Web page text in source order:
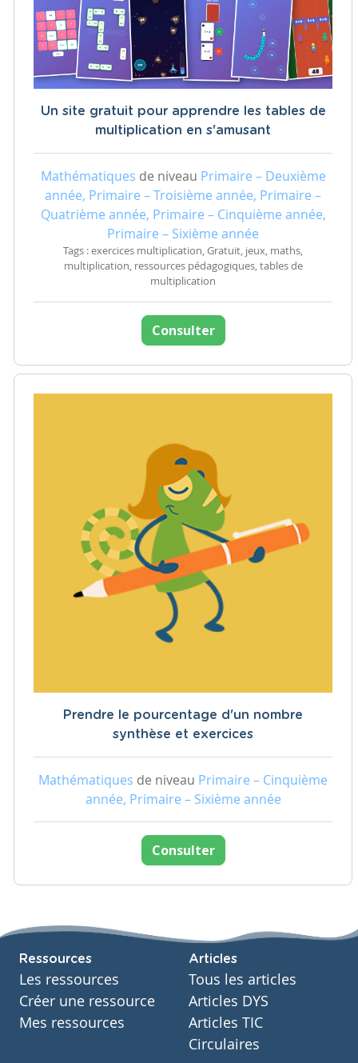
Un site gratuit pour apprendre les tables de
multiplication en s'amusant
Mathématiques de niveau Primaire – Deuxième
année, Primaire – Troisième année, Primaire –
Quatrième année, Primaire – Cinquième année,
Primaire – Sixième année
Tags : exercices multiplication, Gratuit, jeux, maths,
multiplication, ressources pédagogiques, tables de
multiplication
Consulter
Prendre le pourcentage d'un nombre
synthèse et exercices
Mathématiques de niveau Primaire – Cinquième
année, Primaire – Sixième année
Consulter
Ressources
Les ressources
Créer une ressource
Mes ressources
Articles
Tous les articles
Articles DYS
Articles TIC
Circulaires